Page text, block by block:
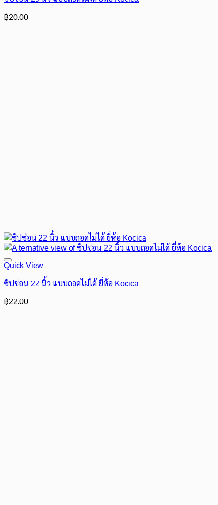
฿20.00
Quick View
ซิปซ่อน 22 นิ้ว แบบถอดไม่ได้ ยี่ห้อ Kocica
฿22.00